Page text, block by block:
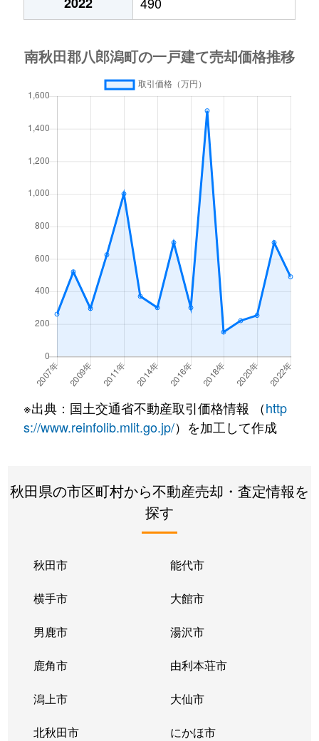
※出典：国土交通省不動産取引価格情報 （http
s://www.reinfolib.mlit.go.jp/）を加工して作成
秋田県の市区町村から不動産売却・査定情報を
探す
秋田市 能代市
横手市 大館市
男鹿市 湯沢市
鹿角市 由利本荘市
潟上市 大仙市
北秋田市 にかほ市